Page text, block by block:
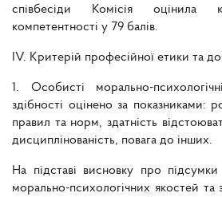
співбесіди Комісія оцінила
компетентності у 79 балів.
ІV. Критерій професійної етики та
1. Особисті морально-
здібності оцінено за показниками:
правил та норм, здатність
дисциплінованість, повага до інших.
На підставі висновку про
морально-психологічних якостей та